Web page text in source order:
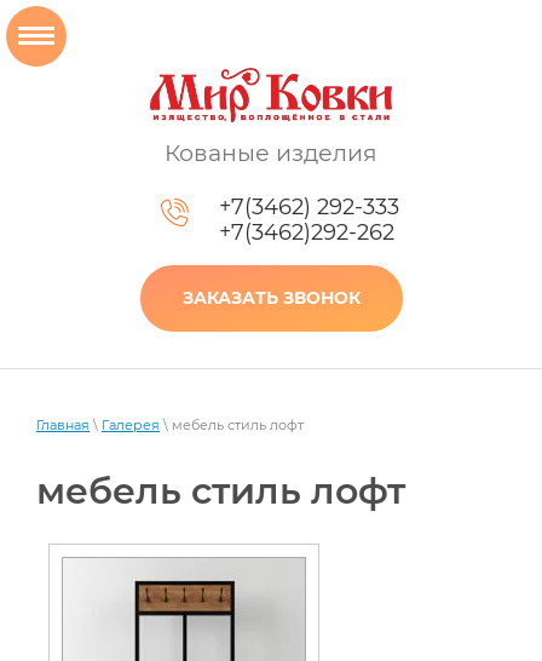
Кованые изделия
+7(3462) 292-333
+7(3462)292-262
ЗАКАЗАТЬ ЗВОНОК
Главная \ Галерея \ мебель стиль лофт
мебель стиль лофт